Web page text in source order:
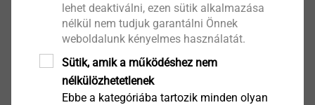
EJOT Micro Screws
Termék megtekintése
lehet deaktiválni, ezen sütik alkalmazása
nélkül nem tudjuk garantálni Önnek
weboldalunk kényelmes használatát.
Sütik, amik a működéshez nem
nélkülözhetetlenek
Ebbe a kategóriába tartozik minden olyan